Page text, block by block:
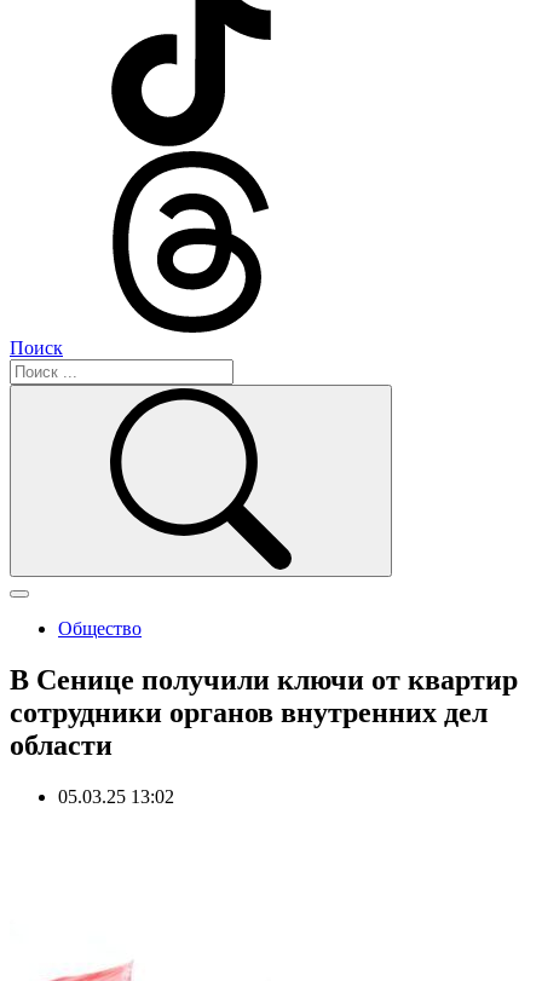
Поиск
Общество
В Сенице получили ключи от квартир
сотрудники органов внутренних дел
области
05.03.25 13:02